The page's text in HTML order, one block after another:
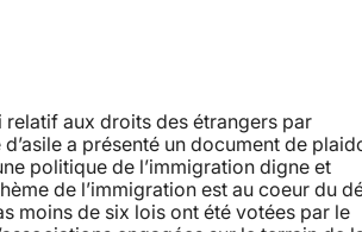
relatif aux droits des étrangers par
a présenté un document de
politique de l’immigration digne et
de l’immigration est au coeur du
moins de six lois ont été votées par le